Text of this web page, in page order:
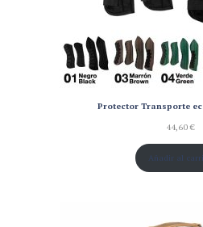
Protector Transporte
44,60€
Añadir al